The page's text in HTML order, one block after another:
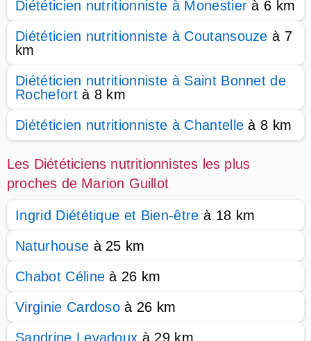
Diététicien nutritionniste à Monestier à 6 km
Diététicien nutritionniste à Coutansouze à 7
km
Diététicien nutritionniste à Saint Bonnet de
Rochefortà 8 km
Diététicien nutritionniste à Chantelle à 8 km
Les Diététiciens nutritionnistes les plus
proches de Marion Guillot
Ingrid Diététique et Bien-être à 18 km
Naturhouse à 25 km
Chabot Céline à 26 km
Virginie Cardoso à 26 km
Sandrine Levadoux à 29 km